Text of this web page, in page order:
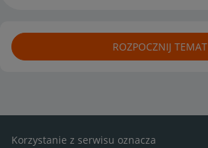
ROZPOCZNIJ TEMAT
Korzystanie z serwisu oznacza